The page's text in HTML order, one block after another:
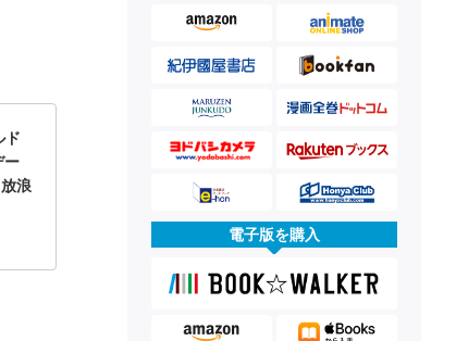
ド
ー
浪
電子版を購入